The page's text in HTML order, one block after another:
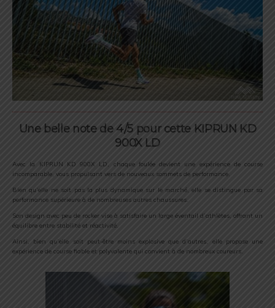
Une belle note de 4/5 pour cette KIPRUN KD
900X LD
Avec la KIPRUN KD 900X LD, chaque foulée devient une expérience de course
incomparable, vous propulsant vers de nouveaux sommets de performance.
Bien qu’elle ne soit pas la plus dynamique sur le marché, elle se distingue par sa
performance supérieure à de nombreuses autres chaussures.
Son design avec peu de rocker vise à satisfaire un large éventail d’athlètes, offrant un
équilibre entre stabilité et réactivité.
Ainsi, bien qu’elle soit peut-être moins explosive que d’autres, elle propose une
expérience de course fiable et polyvalente qui convient à de nombreux coureurs.